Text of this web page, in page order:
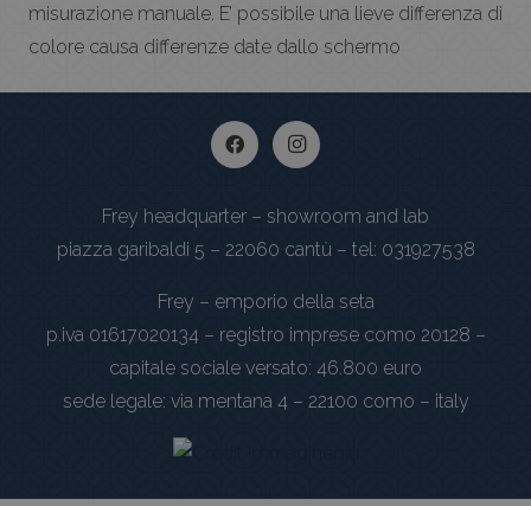
misurazione manuale. E’ possibile una lieve differenza di
colore causa differenze date dallo schermo
Frey headquarter – showroom and lab
piazza garibaldi 5 – 22060 cantù – tel: 031927538
Frey – emporio della seta
p.iva 01617020134 – registro imprese como 20128 –
capitale sociale versato: 46.800 euro
sede legale: via mentana 4 – 22100 como – italy